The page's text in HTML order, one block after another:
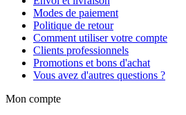
Modes de paiement
Politique de retour
Comment utiliser votre compte
Clients professionnels
Promotions et bons d'achat
Vous avez d'autres questions ?
Mon compte